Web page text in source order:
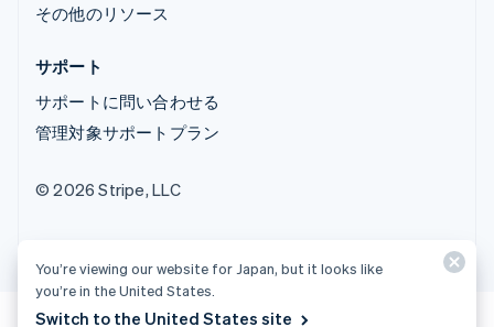
その他のリソース
サポート
サポートに問い合わせる
管理対象サポートプラン
© 2026 Stripe, LLC
You’re viewing our website for Japan, but it looks like
you’re in the United States.
Switch to the United States site